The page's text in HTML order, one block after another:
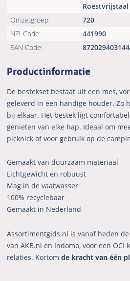
Roestvrijstaal
Omzetgroep:
720
NZI Code:
441990
EAN Code:
Productinformatie
De bestekset bestaat uit een mes,
geleverd in een handige houder. Zo
bij elkaar. Het bestek ligt
genieten van elke hap. Ideaal om
picknick of voor gebruik op de
Gemaakt van duurzaam materiaal
Lichtgewicht en robuust
Mag in de vaatwasser
100% recyclebaar
Gemaakt in Nederland
Assortimentgids.nl is vanaf heden
van AKB.nl en Indomo, voor een OCI
relaties. Kortomde kracht van één